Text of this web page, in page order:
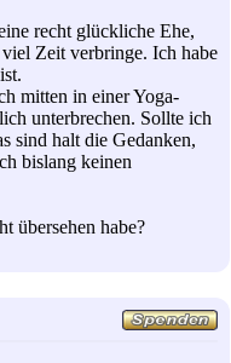
recht glückliche Ehe,
Zeit verbringe. Ich habe
mitten in einer Yoga-
unterbrechen. Sollte ich
sind halt die Gedanken,
bislang keinen
übersehen habe?